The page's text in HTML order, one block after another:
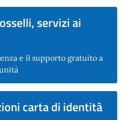
servizi ai
e il supporto gratuito a
carta di identità